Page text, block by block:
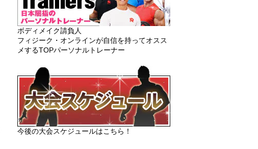
ボディメイク請負人
フィジーク・オンラインが自信を持ってオスス
メするTOPパーソナルトレーナー
今後の大会スケジュールはこちら！